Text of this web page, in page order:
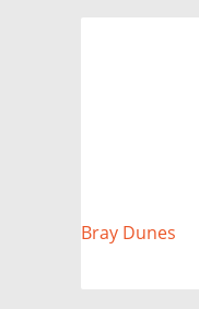
Bray Dunes